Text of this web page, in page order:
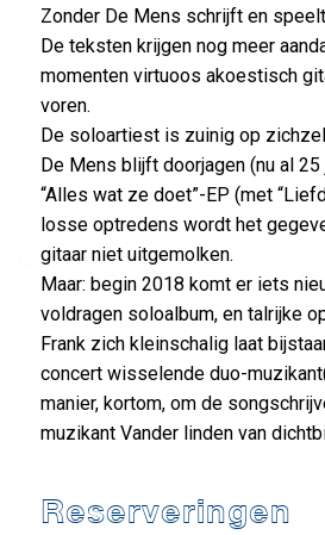
Zonder De Mens schrijft en
De teksten krijgen nog meer
momenten virtuoos akoestisch
voren.
De soloartiest is zuinig op
De Mens blijft doorjagen (nu al 25
“Alles wat ze doet”-EP (met
losse optredens wordt het
gitaar niet uitgemolken.
Maar: begin 2018 komt er iets
voldragen soloalbum, en talrijke
Frank zich kleinschalig laat
concert wisselende duo-
manier, kortom, om de
muzikant Vander linden van
Reserveringen